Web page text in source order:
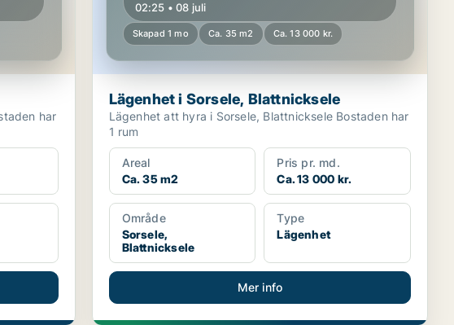
02:25 • 08 juli
Skapad 1 mo Ca. 35 m2 Ca. 13 000 kr.
Lägenhet i Sorsele, Blattnicksele
Lägenhet att hyra i Sorsele, Blattnicksele Bostaden har
1 rum
Areal
Ca. 35 m2
Pris pr. md.
Ca. 13 000 kr.
Område
Sorsele,
Blattnicksele
Type
Lägenhet
Mer info